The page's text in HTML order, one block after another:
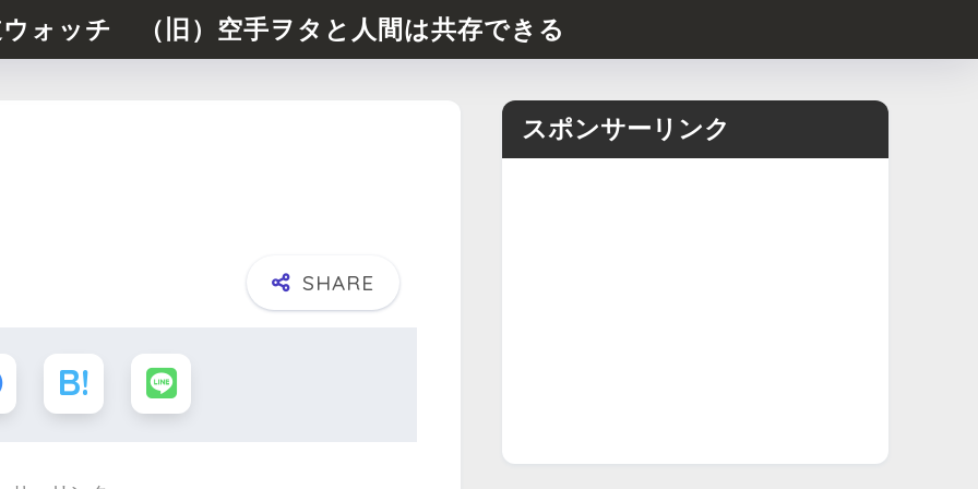
ォッチ （旧）空手ヲタと人間は共存できる
スポンサーリンク